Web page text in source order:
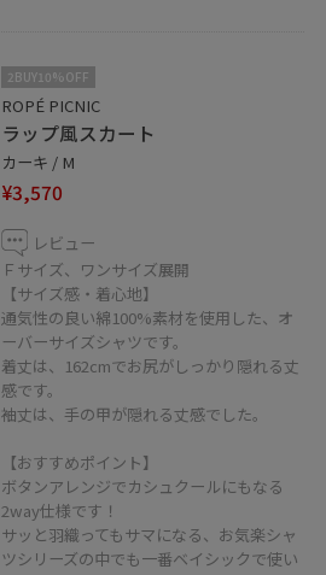
2BUY10%OFF
ROPÉ PICNIC
ラップ風スカート
カーキ / M
¥3,570
レビュー
Ｆサイズ、ワンサイズ展開
【サイズ感・着心地】
通気性の良い綿100%素材を使用した、オ
ーバーサイズシャツです。
着丈は、162cmでお尻がしっかり隠れる丈
感です。
袖丈は、手の甲が隠れる丈感でした。
【おすすめポイント】
ボタンアレンジでカシュクールにもなる
2way仕様です！
サッと羽織ってもサマになる、お気楽シャ
ツシリーズの中でも一番ベイシックで使い